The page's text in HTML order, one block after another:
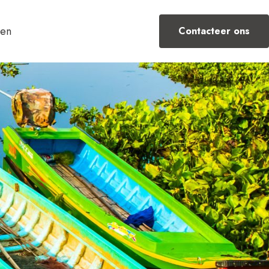
Alle bestemmingen
Contacteer ons